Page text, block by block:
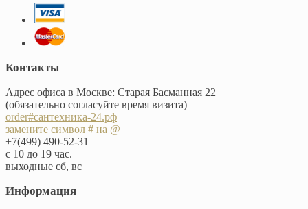
Контакты
Адрес офиса в Москве: Старая Басманная 22
(обязательно согласуйте время визита)
order#сантехника-24.рф
замените символ # на @
+7(499) 490-52-31
с 10 до 19 час.
выходные сб, вс
Информация